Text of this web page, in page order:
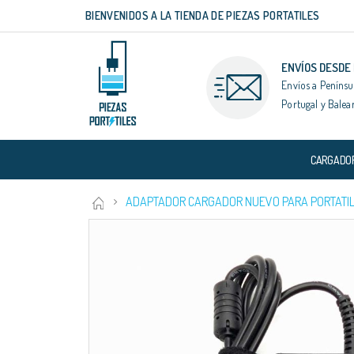
contenido
BIENVENIDOS A LA TIENDA DE PIEZAS PORTATILES
ENVÍOS
Envíos a
Portugal y
ADAPTADOR CARGADOR NUEVO PARA